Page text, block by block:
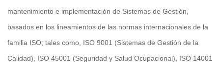
mantenimiento e implementación de Sistemas de Gestión,
basados en los lineamientos de las normas internacionales de la
familia ISO; tales como, ISO 9001 (Sistemas de Gestión de la
Calidad), ISO 45001 (Seguridad y Salud Ocupacional), ISO 14001